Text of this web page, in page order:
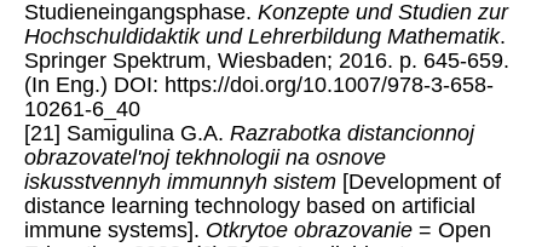
Studieneingangsphase. Konzepte und Studien zur
Hochschuldidaktik und Lehrerbildung Mathematik.
Springer Spektrum, Wiesbaden; 2016. p. 645-659.
(In Eng.) DOI: https://doi.org/10.1007/978-3-658-
10261-6_40
[21] Samigulina G.A. Razrabotka distancionnoj
obrazovatel'noj tekhnologii na osnove
iskusstvennyh immunnyh sistem [Development of
distance learning technology based on artificial
immune systems]. Otkrytoe obrazovanie = Open